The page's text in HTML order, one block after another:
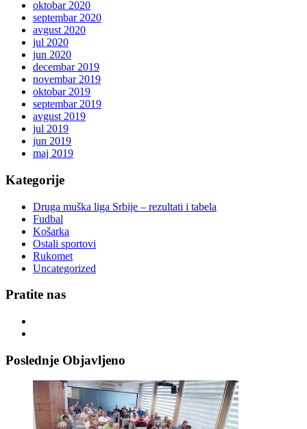
oktobar 2020
septembar 2020
avgust 2020
jul 2020
jun 2020
decembar 2019
novembar 2019
oktobar 2019
septembar 2019
avgust 2019
jul 2019
jun 2019
maj 2019
Kategorije
Druga muška liga Srbije – rezultati i tabela
Fudbal
Košarka
Ostali sportovi
Rukomet
Uncategorized
Pratite nas
Poslednje Objavljeno